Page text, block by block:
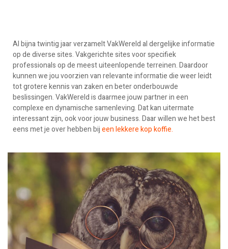
Al bijna twintig jaar verzamelt VakWereld al dergelijke informatie
op de diverse sites. Vakgerichte sites voor specifiek
professionals op de meest uiteenlopende terreinen. Daardoor
kunnen we jou voorzien van relevante informatie die weer leidt
tot grotere kennis van zaken en beter onderbouwde
beslissingen. VakWereld is daarmee jouw partner in een
complexe en dynamische samenleving. Dat kan uitermate
interessant zijn, ook voor jouw business. Daar willen we het best
eens met je over hebben bijeen lekkere kop koffie.